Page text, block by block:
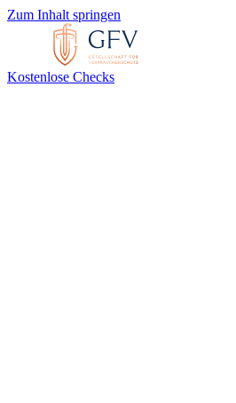
Zum Inhalt springen
Kostenlose Checks